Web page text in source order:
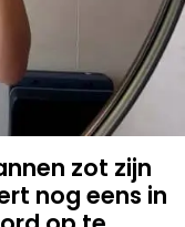
zot zijn
nog eens in